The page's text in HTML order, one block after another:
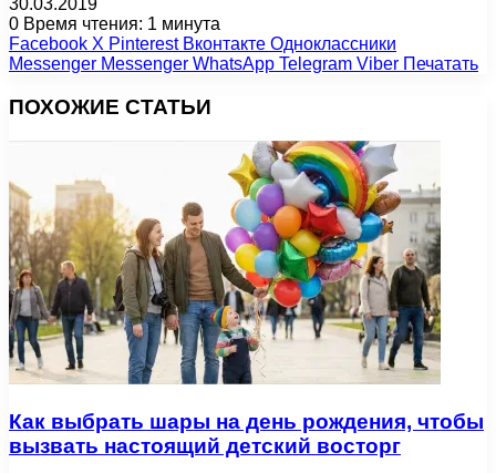
30.03.2019
0 Время чтения: 1 минута
Facebook X Pinterest Вконтакте Одноклассники
Messenger Messenger WhatsApp Telegram Viber Печатать
ПОХОЖИЕ СТАТЬИ
Как выбрать шары на день рождения, чтобы
вызвать настоящий детский восторг